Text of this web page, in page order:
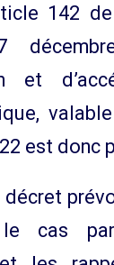
142
et
est donc
décret
le cas